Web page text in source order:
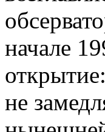
начале
не